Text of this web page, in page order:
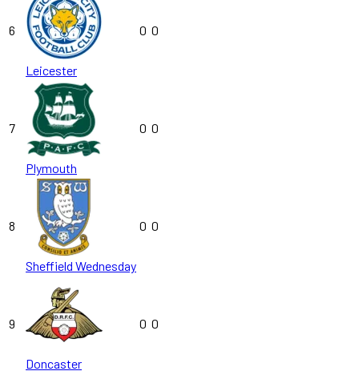
6
Leicester
0 0
7
Plymouth
0 0
8
Sheffield Wednesday
0 0
9
Doncaster
0 0